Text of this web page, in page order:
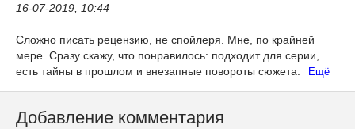
16-07-2019, 10:44
Сложно писать рецензию, не спойлеря. Мне, по крайней
мере. Сразу скажу, что понравилось: подходит для серии,
есть тайны в прошлом и внезапные повороты сюжета.
Ещё
Добавление комментария